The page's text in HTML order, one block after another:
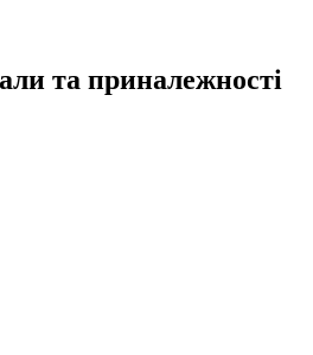
та приналежності